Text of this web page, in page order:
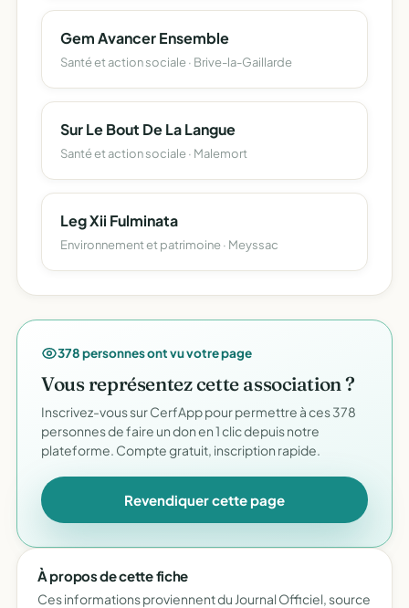
Gem Avancer Ensemble
Santé et action sociale · Brive-la-Gaillarde
Sur Le Bout De La Langue
Santé et action sociale · Malemort
Leg Xii Fulminata
Environnement et patrimoine · Meyssac
378 personnes ont vu votre page
Vous représentez cette association ?
Inscrivez-vous sur CerfApp pour permettre à ces 378
personnes de faire un don en 1 clic depuis notre
plateforme. Compte gratuit, inscription rapide.
Revendiquer cette page
À propos de cette fiche
Ces informations proviennent du Journal Officiel, source